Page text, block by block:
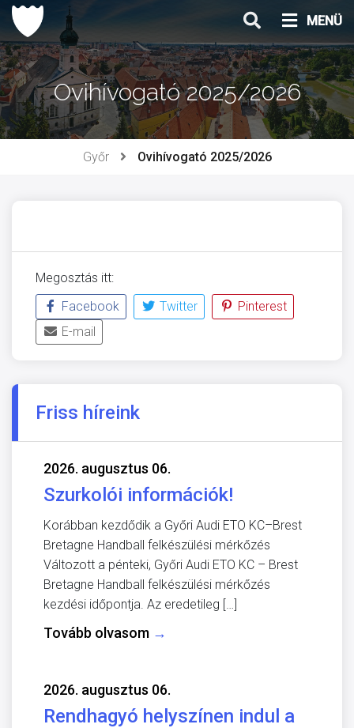
Ugrás
tartalomhoz
MENÜ
Ovihívogató 2025/2026
Győr Ovihívogató 2025/2026
Megosztás itt:
Facebook
Twitter
Pinterest
E-mail
Friss híreink
2026. augusztus 06.
Szurkolói információk!
Korábban kezdődik a Győri Audi ETO KC–Brest
Bretagne Handball felkészülési mérkőzés
Változott a pénteki, Győri Audi ETO KC – Brest
Bretagne Handball felkészülési mérkőzés
kezdési időpontja. Az eredetileg […]
Tovább olvasom →
2026. augusztus 06.
Rendhagyó helyszínen indul a